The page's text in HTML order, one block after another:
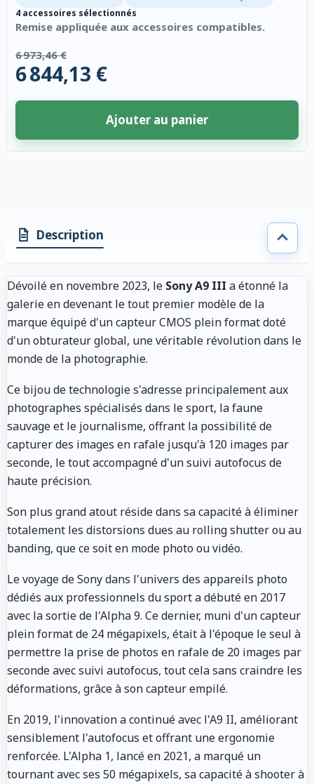
4 accessoires sélectionnés
Remise appliquée aux accessoires compatibles.
6 973,46 €
6 844,13 €
Ajouter au panier
Description
Dévoilé en novembre 2023, le Sony A9 III a étonné la
galerie en devenant le tout premier modèle de la
marque équipé d'un capteur CMOS plein format doté
d'un obturateur global, une véritable révolution dans le
monde de la photographie.
Ce bijou de technologie s'adresse principalement aux
photographes spécialisés dans le sport, la faune
sauvage et le journalisme, offrant la possibilité de
capturer des images en rafale jusqu'à 120 images par
seconde, le tout accompagné d'un suivi autofocus de
haute précision.
Son plus grand atout réside dans sa capacité à éliminer
totalement les distorsions dues au rolling shutter ou au
banding, que ce soit en mode photo ou vidéo.
Le voyage de Sony dans l'univers des appareils photo
dédiés aux professionnels du sport a débuté en 2017
avec la sortie de l'Alpha 9. Ce dernier, muni d'un capteur
plein format de 24 mégapixels, était à l'époque le seul à
permettre la prise de photos en rafale de 20 images par
seconde avec suivi autofocus, tout cela sans craindre les
déformations, grâce à son capteur empilé.
En 2019, l'innovation a continué avec l'A9 II, améliorant
sensiblement l'autofocus et offrant une ergonomie
renforcée. L'Alpha 1, lancé en 2021, a marqué un
tournant avec ses 50 mégapixels, sa capacité à shooter à